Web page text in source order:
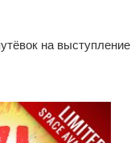
на выступление